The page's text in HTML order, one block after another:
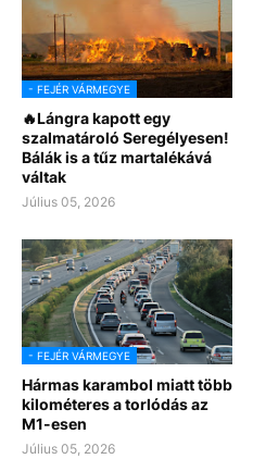
- FEJÉR VÁRMEGYE
🔥Lángra kapott egy
szalmatároló Seregélyesen!
Bálák is a tűz martalékává
váltak
Július 05, 2026
- FEJÉR VÁRMEGYE
Hármas karambol miatt több
kilométeres a torlódás az
M1-esen
Július 05, 2026